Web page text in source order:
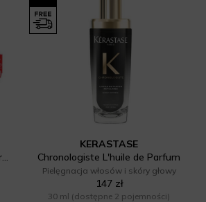
Zestaw 3x stymulujące serum przeciw wypadaniu włosów, 5% kompleksu peptydów egzosomowych, 1% adenozyny, biotynylowany peptyd, kopexil, Aktywacja i Wzmocnienie
KERASTASE
Chronologiste L'huile de Parfum
Pielęgnacja włosów i skóry głowy
147 zł
30 ml (dostępne 2 pojemności)